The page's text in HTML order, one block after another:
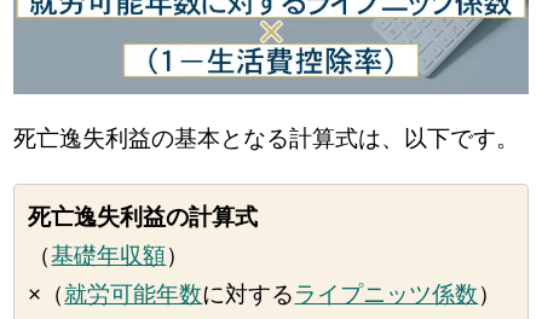
死亡逸失利益の基本となる計算式は、以下です。
死亡逸失利益の計算式
（基礎年収額）
×（就労可能年数に対するライプニッツ係数）